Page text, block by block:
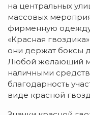
на центральных
массовых
фирменную
«Красная
они держат боксы
Любой желающий
наличными
благодарность
виде красной